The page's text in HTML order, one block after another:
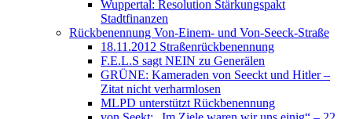
Wuppertal: Resolution Stärkungspakt
Stadtfinanzen
Rückbenennung Von-Einem- und Von-Seeck-Straße
18.11.2012 Straßenrückbenennung
F.E.L.S sagt NEIN zu Generälen
GRÜNE: Kameraden von Seeckt und Hitler –
Zitat nicht verharmlosen
MLPD unterstützt Rückbenennung